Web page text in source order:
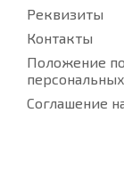
Реквизиты
Контакты
Положение
Соглашение